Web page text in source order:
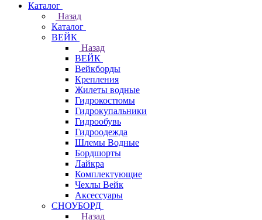
Каталог
Назад
Каталог
ВЕЙК
Назад
ВЕЙК
Вейкборды
Крепления
Жилеты водные
Гидрокостюмы
Гидрокупальники
Гидрообувь
Гидроодежда
Шлемы Водные
Бордшорты
Лайкра
Комплектующие
Чехлы Вейк
Аксессуары
СНОУБОРД
Назад